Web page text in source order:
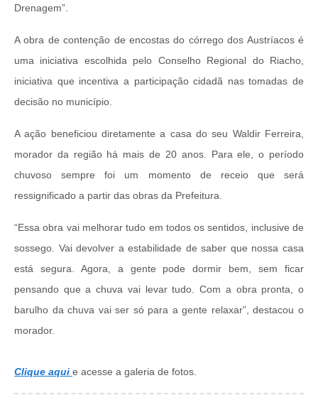
Drenagem”.
A obra de contenção de encostas do córrego dos Austríacos é
uma iniciativa escolhida pelo Conselho Regional do Riacho,
iniciativa que incentiva a participação cidadã nas tomadas de
decisão no município.
A ação beneficiou diretamente a casa do seu Waldir Ferreira,
morador da região há mais de 20 anos. Para ele, o período
chuvoso sempre foi um momento de receio que será
ressignificado a partir das obras da Prefeitura.
“Essa obra vai melhorar tudo em todos os sentidos, inclusive de
sossego. Vai devolver a estabilidade de saber que nossa casa
está segura. Agora, a gente pode dormir bem, sem ficar
pensando que a chuva vai levar tudo. Com a obra pronta, o
barulho da chuva vai ser só para a gente relaxar”, destacou o
morador.
Clique aqui e acesse a galeria de fotos.